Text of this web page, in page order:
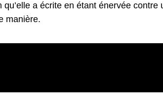
qu’elle a écrite en étant énervée
manière.